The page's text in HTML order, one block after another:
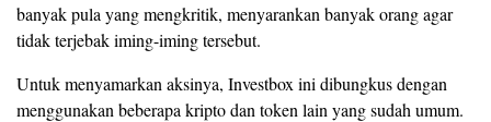
banyak pula yang mengkritik, menyarankan banyak orang agar
tidak terjebak iming-iming tersebut.
Untuk menyamarkan aksinya, Investbox ini dibungkus dengan
menggunakan beberapa kripto dan token lain yang sudah umum.